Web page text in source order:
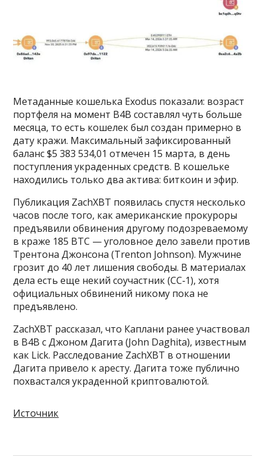
Метаданные кошелька Exodus показали: возраст
портфеля на момент B4B составлял чуть больше
месяца, то есть кошелек был создан примерно в
дату кражи. Максимальный зафиксированный
баланс $5 383 534,01 отмечен 15 марта, в день
поступления украденных средств. В кошельке
находились только два актива: биткоин и эфир.
Публикация ZachXBT появилась спустя несколько
часов после того, как американские прокуроры
предъявили обвинения другому подозреваемому
в краже 185 BTC — уголовное дело завели против
Трентона Джонсона (Trenton Johnson). Мужчине
грозит до 40 лет лишения свободы. В материалах
дела есть еще некий соучастник (CC‑1), хотя
официальных обвинений никому пока не
предъявлено.
ZachXBT рассказал, что Каплани ранее участвовал
в B4B с Джоном Дагита (John Daghita), известным
как Lick. Расследование ZachXBT в отношении
Дагита привело к аресту. Дагита тоже публично
похвастался украденной криптовалютой.
Источник